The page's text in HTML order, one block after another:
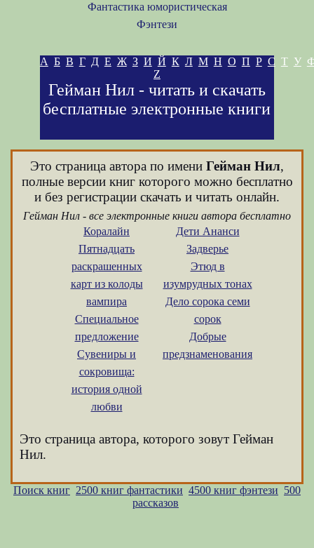
Фантастика юмористическая
Фэнтези
А Б В Г Д Е Ж З И Й К Л М Н О П Р С Т У
Z
Гейман Нил - читать и скачать
бесплатные электронные книги
Это страница автора по имени Гейман Нил,
полные версии книг которого можно бесплатно
и без регистрации скачать и читать онлайн.
Гейман Нил - все электронные книги автора бесплатно
Коралайн
Пятнадцать
раскрашенных
карт из колоды
вампира
Специальное
предложение
Сувениры и
сокровища:
история одной
любви
Дети Ананси
Задверье
Этюд в
изумрудных тонах
Дело сорока семи
сорок
Добрые
предзнаменования
Это страница автора, которого зовут Гейман
Нил.
Поиск книг 2500 книг фантастики 4500 книг фэнтези 500
рассказов